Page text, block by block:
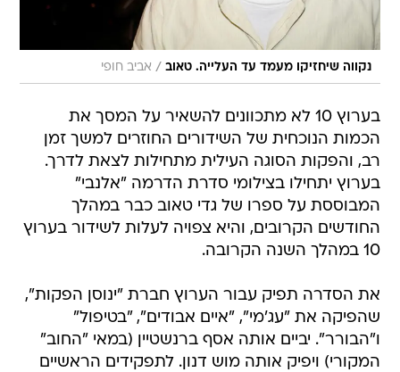
נקווה שיחזיקו מעמד עד העלייה. טאוב / אביב חופי
בערוץ 10 לא מתכוונים להשאיר על המסך את
הכמות הנוכחית של השידורים החוזרים למשך זמן
רב, והפקות הסוגה העילית מתחילות לצאת לדרך.
בערוץ יתחילו בצילומי סדרת הדרמה "אלנבי"
המבוססת על ספרו של גדי טאוב כבר במהלך
החודשים הקרובים, והיא צפויה לעלות לשידור בערוץ
10 במהלך השנה הקרובה.
את הסדרה תפיק עבור הערוץ חברת "ינוסן הפקות",
שהפיקה את "עג'מי", "איים אבודים", "בטיפול"
ו"הבורר". יביים אותה אסף ברנשטיין (במאי "החוב"
המקורי) ויפיק אותה מוש דנון. לתפקידים הראשיים